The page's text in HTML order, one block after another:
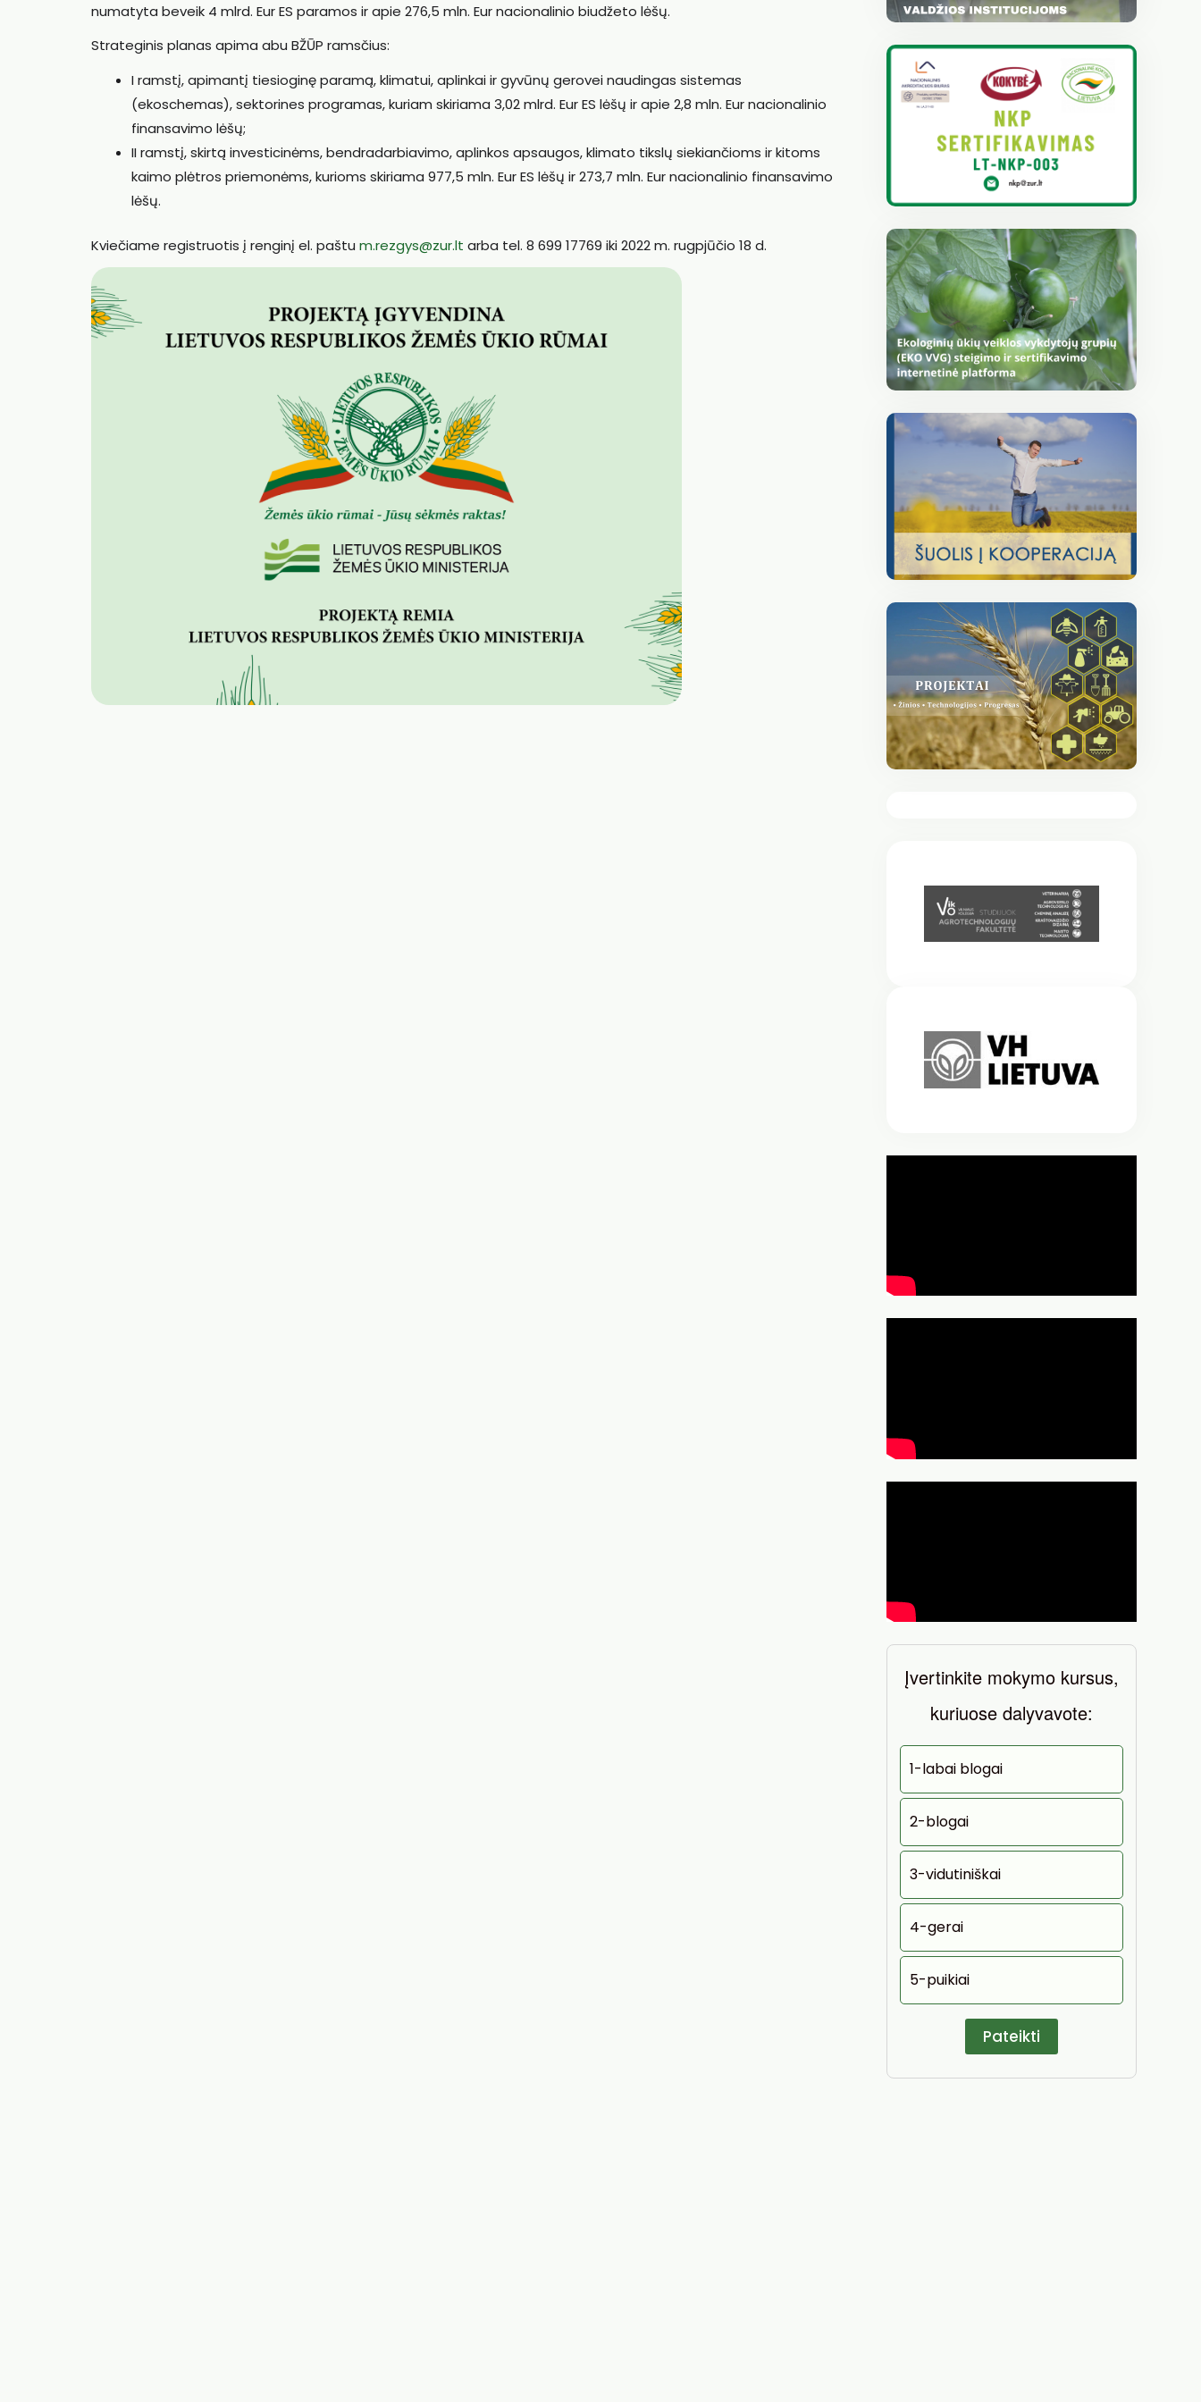
numatyta beveik 4 mlrd. Eur ES paramos ir apie 276,5 mln. Eur nacionalinio biudžeto lėšų.
Strateginis planas apima abu BŽŪP ramsčius:
I ramstį, apimantį tiesioginę paramą, klimatui, aplinkai ir gyvūnų gerovei naudingas sistemas
(ekoschemas), sektorines programas, kuriam skiriama 3,02 mlrd. Eur ES lėšų ir apie 2,8 mln. Eur nacionalinio
finansavimo lėšų;
II ramstį, skirtą investicinėms, bendradarbiavimo, aplinkos apsaugos, klimato tikslų siekiančioms ir kitoms
kaimo plėtros priemonėms, kurioms skiriama 977,5 mln. Eur ES lėšų ir 273,7 mln. Eur nacionalinio finansavimo
lėšų.
Kviečiame registruotis į renginį el. paštu m.rezgys@zur.lt arba tel. 8 699 17769 iki 2022 m. rugpjūčio 18 d.
Įvertinkite mokymo kursus,
kuriuose dalyvavote:
1-labai blogai
2-blogai
3-vidutiniškai
4-gerai
5-puikiai